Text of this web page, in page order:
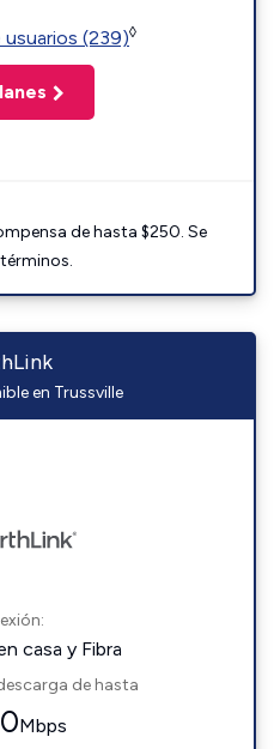
(239)◊
de hasta $250. Se
en Trussville
casa y Fibra
de hasta
Mbps